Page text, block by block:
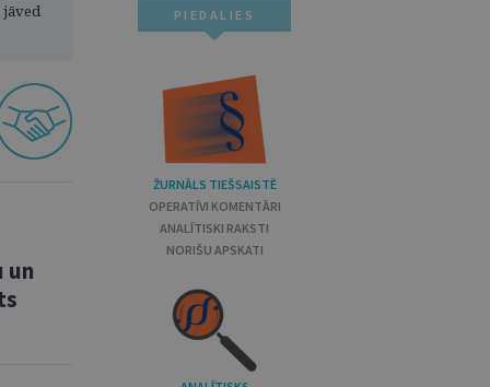
jāved
un
PIEDALIES
ŽURNĀLS TIEŠSAISTĒ
OPERATĪVI KOMENTĀRI
ANALĪTISKI RAKSTI
NORIŠU APSKATI